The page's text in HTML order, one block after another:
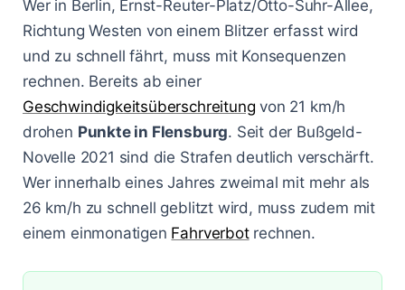
Handy am Steuer
Rote Ampel überfahren
Fahrerflucht
Fahrverbot
Illegale Autorennen
Online-Anhörung
Punkte in Flensburg
Zeugenfragebogen
§ 25 StVG
§ 28 StVG
§ 49 StVO
§ 315 StGB
§ 55 OWiG
§ 67 OWiG
Messverfahren
ESO ES 8.0
TraffiStar S350
Lasermessungen
Blog
Kampf gegen Raser
Verkehrsunfälle
Änderungen 2025
Blitzer
Aachen - Krefelder Str.
A3 - Solingen
Berlin - Schönhauser Allee
Zum Bußgeldcheck
Wer in Berlin, Ernst-Reuter-Platz/Otto-Suhr-Allee,
Richtung Westen von einem Blitzer erfasst wird
und zu schnell fährt, muss mit Konsequenzen
rechnen. Bereits ab einer
Geschwindigkeitsüberschreitung von 21 km/h
drohen Punkte in Flensburg. Seit der Bußgeld-
Novelle 2021 sind die Strafen deutlich verschärft.
Wer innerhalb eines Jahres zweimal mit mehr als
26 km/h zu schnell geblitzt wird, muss zudem mit
einem einmonatigen Fahrverbotrechnen.